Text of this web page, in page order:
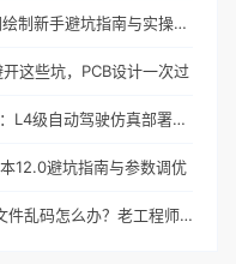
Cadence教程：IC版图绘制新手避坑指南与实操细节
这些坑，PCB设计一次过
智行者IC社区技术交流：L4级自动驾驶仿真部署实操指南
12.0避坑指南与参数调优
CAM350打开Gerber文件乱码怎么办？老工程师实测避坑指南